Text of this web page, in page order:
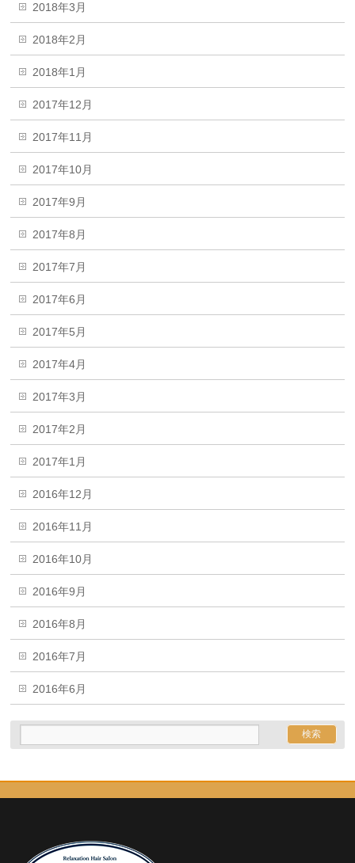
2018年3月
2018年2月
2018年1月
2017年12月
2017年11月
2017年10月
2017年9月
2017年8月
2017年7月
2017年6月
2017年5月
2017年4月
2017年3月
2017年2月
2017年1月
2016年12月
2016年11月
2016年10月
2016年9月
2016年8月
2016年7月
2016年6月